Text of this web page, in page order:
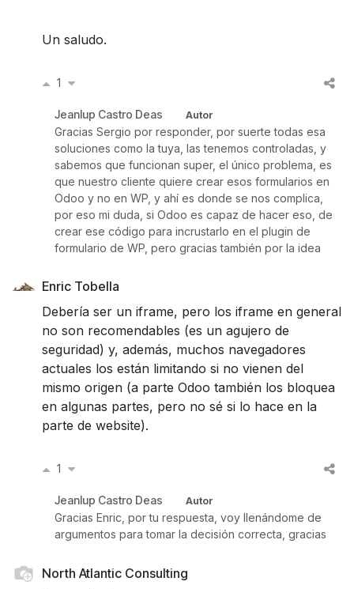
Un saludo.
1
Jeanlup Castro Deas Autor
Gracias Sergio por responder, por suerte todas esa
soluciones como la tuya, las tenemos controladas, y
sabemos que funcionan super, el único problema, es
que nuestro cliente quiere crear esos formularios en
Odoo y no en WP, y ahí es donde se nos complica,
por eso mi duda, si Odoo es capaz de hacer eso, de
crear ese código para incrustarlo en el plugin de
formulario de WP, pero gracias también por la idea
Enric Tobella
Debería ser un iframe, pero los iframe en general
no son recomendables (es un agujero de
seguridad) y, además, muchos navegadores
actuales los están limitando si no vienen del
mismo origen (a parte Odoo también los bloquea
en algunas partes, pero no sé si lo hace en la
parte de website).
1
Jeanlup Castro Deas Autor
Gracias Enric, por tu respuesta, voy llenándome de
argumentos para tomar la decisión correcta, gracias
North Atlantic Consulting